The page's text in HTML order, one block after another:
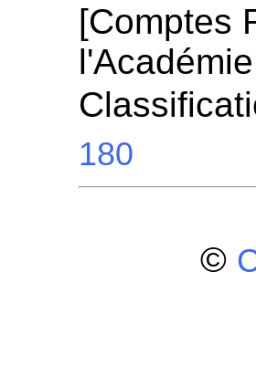
[Comptes
180
©